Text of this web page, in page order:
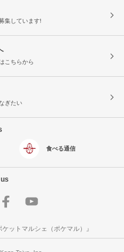
集しています!
こちらから
ぎたい
食べる通信
ットマルシェ（ポケマル）』